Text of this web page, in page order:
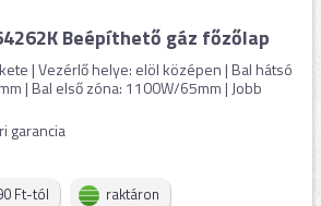
Beépíthető gáz főzőlap
| Vezérlő helye: elöl középen | Bal hátsó
| Bal első zóna: 1100W/65mm | Jobb
garancia
Ft-tól raktáron